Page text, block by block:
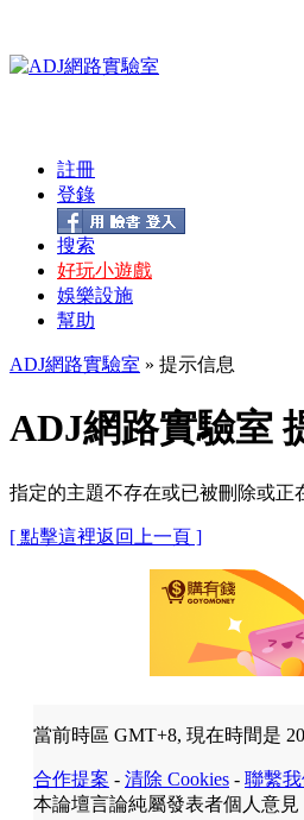
註冊
登錄
搜索
好玩小遊戲
娛樂設施
幫助
ADJ網路實驗室 » 提示信息
ADJ網路實驗室
指定的主題不存在或已被刪除或正
[ 點擊這裡返回上一頁 ]
當前時區 GMT+8, 現在時間是
合作提案 - 清除 Cookies - 聯繫我
本論壇言論純屬發表者個人意